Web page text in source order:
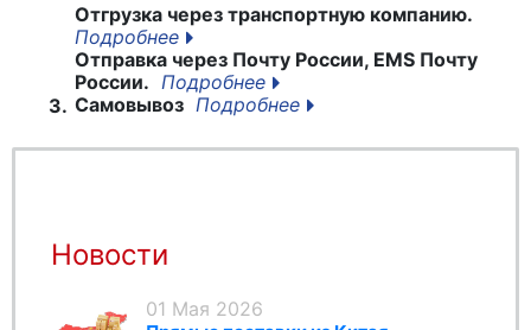
Отгрузка через транспортную компанию.
Подробнее
Отправка через Почту России, EMS Почту
России. Подробнее
3. Самовывоз Подробнее
Новости
01 Мая 2026